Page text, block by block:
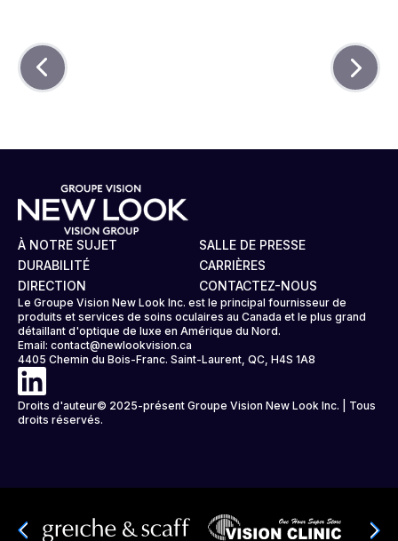
À NOTRE SUJET
DURABILITÉ
DIRECTION
SALLE DE PRESSE
CARRIÈRES
CONTACTEZ-NOUS
Le Groupe Vision New Look Inc. est le principal fournisseur de
produits et services de soins oculaires au Canada et le plus grand
détaillant d'optique de luxe en Amérique du Nord.
Email: contact@newlookvision.ca
4405 Chemin du Bois-Franc. Saint-Laurent, QC, H4S 1A8
Droits d'auteur© 2025-présent Groupe Vision New Look Inc. | Tous
droits réservés.